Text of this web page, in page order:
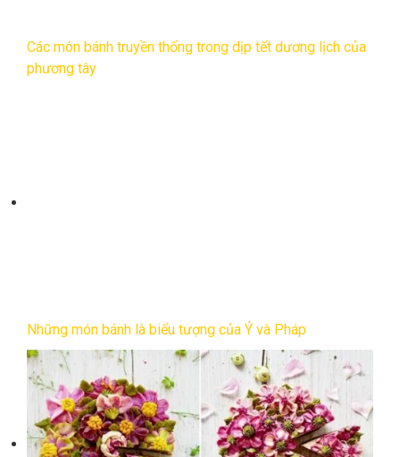
Các món bánh truyền thống trong dịp tết dương lịch của
phương tây
Những món bánh là biểu tượng của Ý và Pháp